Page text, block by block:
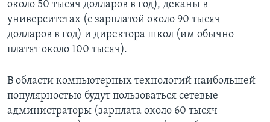
около 50 тысяч долларов в год), деканы в
университетах (с зарплатой около 90 тысяч
долларов в год) и директора школ (им обычно
платят около 100 тысяч).
В области компьютерных технологий наибольшей
популярностью будут пользоваться сетевые
администраторы (зарплата около 60 тысяч